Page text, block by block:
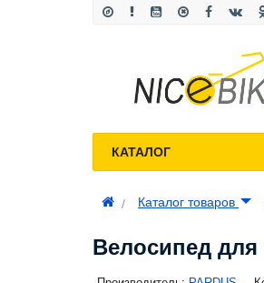
КАТАЛОГ
Каталог товаров
Велосипед для